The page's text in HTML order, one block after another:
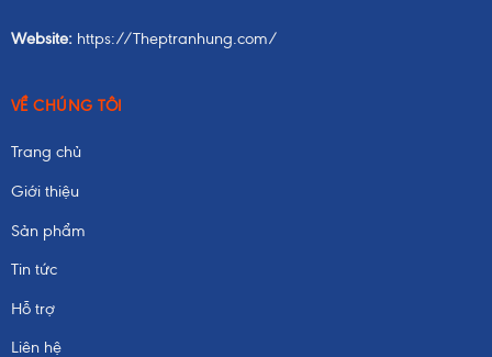
Website:https://Theptranhung.com/
VỀ CHÚNG TÔI
Trang chủ
Giới thiệu
Sản phẩm
Tin tức
Hỗ trợ
Liên hệ